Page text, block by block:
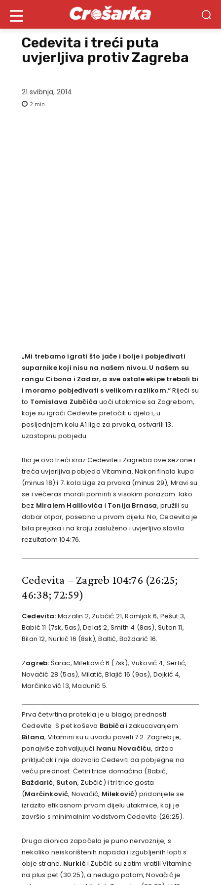
Cedevita i treći puta
uvjerljiva protiv Zagreba
21 svibnja, 2014
2 min.
„Mi trebamo igrati što jače i bolje i pobjeđivati
suparnike koji nisu na našem nivou. U našem su
rangu Cibona i Zadar, a sve ostale ekipe trebali bi
i moramo pobjeđivati s velikom razlikom.“Riječi su
to Tomislava Zubčićauoči utakmice sa Zagrebom,
koje su igrači Cedevite pretočili u djelo i, u
posljednjem kolu A1 lige za prvaka, ostvarili 13.
uzastopnu pobjedu.
Bio je ovo treći sraz Cedevite i Zagreba ove sezone i
treća uvjerljiva pobjeda Vitamina. Nakon finala kupa
(minus 18) i 7. kola Lige za prvaka (minus 29), Mravi su
se i večeras morali pomiriti s visokim porazom. Iako
bez Miralem Halilovića i Tonija Brnasa, pružili su
dobar otpor, posebno u prvom dijelu. No, Cedevita je
bila prejaka i na kraju zasluženo i uvjerljivo slavila
rezultatom 104:76.
Cedevita – Zagreb 104:76 (26:25;
46:38; 72:59)
Cedevita:Mazalin 2, Zubčić 21, Ramljak 6, Pešut 3,
Babić 11 (7sk, 5as), Delaš 2, Smith 4 (8as), Suton 11,
Bilan 12, Nurkić 16 (8sk), Baltić, Baždarić 16.
Zagreb: Šarac, Mileković 6 (7sk), Vuković 4, Sertić,
Novačić 28 (5as), Milatić, Blajić 16 (9as), Dojkić 4,
Marčinković 13, Madunić 5.
Prva četvrtina protekla je u blagoj prednosti
Cedevite. S pet koševa Babića i zakucavanjem
Bilana, Vitamini su u uvodu poveli 7:2. Zagreb je,
ponajviše zahvaljujući Ivanu Novačiću, držao
priključak i nije dozvolio Cedeviti da pobjegne na
veću prednost. Četiri trice domaćina (Babić,
Baždarić, Suton, Zubčić) i tri trice gosta
(Marčinković, Novačić, Mileković) pridonijele se
izrazito efikasnom prvom dijelu utakmice, koji je
završio s minimalnim vodstvom Cedevite (26:25).
Druga dionica započela je puno nervoznije, s
nekoliko neiskorištenih napada i izgubljenih lopti s
obje strane. Nurkići Zubčić su zatim vratili Vitamine
na plus pet (30:25), a nedugo potom, Novačić je